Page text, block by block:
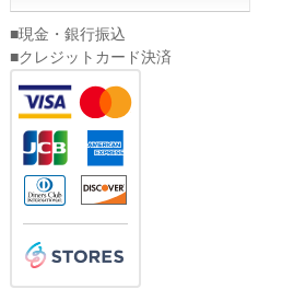
■現金・銀行振込
■クレジットカード決済